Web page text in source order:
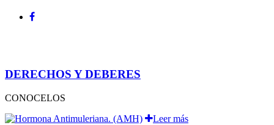
DERECHOS Y DEBERES
CONOCELOS
Leer más